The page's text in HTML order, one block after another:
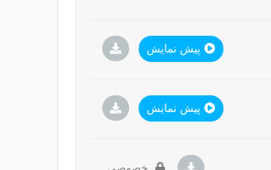
پیش نمایش
پیش نمایش